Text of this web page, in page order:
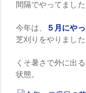
間隔でやってました
今年は、 ５月にや
芝刈りをやりました
くそ暑さで外に出
状態。